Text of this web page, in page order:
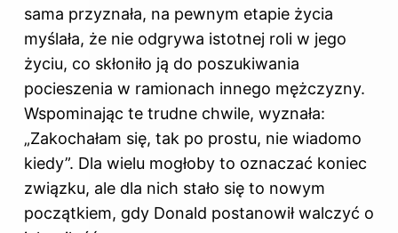
sama przyznała, na pewnym etapie życia
myślała, że nie odgrywa istotnej roli w jego
życiu, co skłoniło ją do poszukiwania
pocieszenia w ramionach innego mężczyzny.
Wspominając te trudne chwile, wyznała:
„Zakochałam się, tak po prostu, nie wiadomo
kiedy”. Dla wielu mogłoby to oznaczać koniec
związku, ale dla nich stało się to nowym
początkiem, gdy Donald postanowił walczyć o